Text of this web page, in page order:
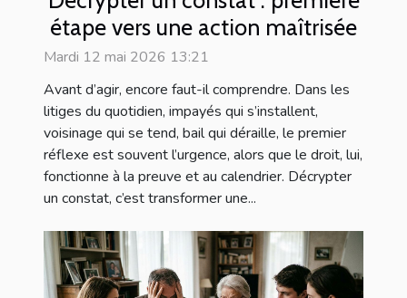
étape vers une action maîtrisée
Mardi 12 mai 2026 13:21
Avant d’agir, encore faut-il comprendre. Dans les
litiges du quotidien, impayés qui s’installent,
voisinage qui se tend, bail qui déraille, le premier
réflexe est souvent l’urgence, alors que le droit, lui,
fonctionne à la preuve et au calendrier. Décrypter
un constat, c’est transformer une...